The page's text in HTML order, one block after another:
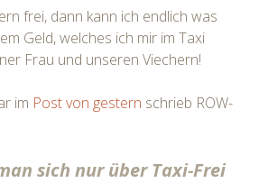
frei, dann kann ich endlich was
Geld, welches ich mir im Taxi
Frau und unseren Viechern!
im Post von gestern schrieb ROW-
sich nur über Taxi-Frei